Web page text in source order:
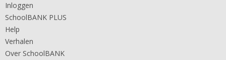
Inloggen
SchoolBANK PLUS
Help
Verhalen
Over SchoolBANK